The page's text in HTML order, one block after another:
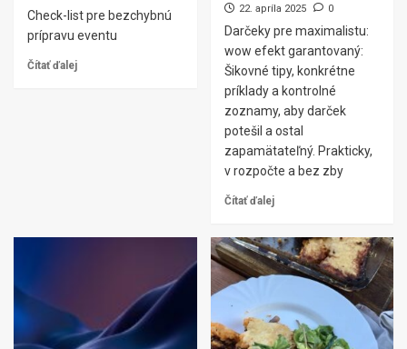
Check-list pre bezchybnú
prípravu eventu
Čítať ďalej
22. apríla 2025
0
Darčeky pre maximalistu:
wow efekt garantovaný:
Šikovné tipy, konkrétne
príklady a kontrolné
zoznamy, aby darček
potešil a ostal
zapamätateľný. Prakticky,
v rozpočte a bez zby
Čítať ďalej